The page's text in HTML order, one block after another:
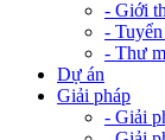
- Giới
-
- Thư
Dự án
Giải pháp
- Giải